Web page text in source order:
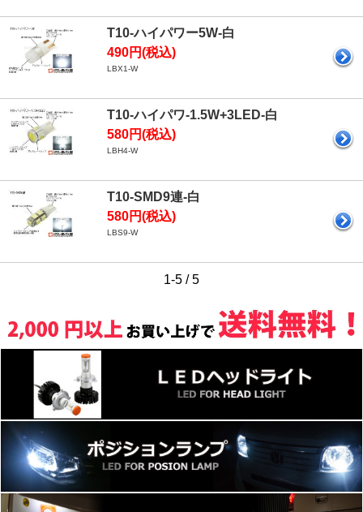
T10-ハイパワー5W-白
490円(税込)
LBX1-W
T10-ハイパワ-1.5W+3LED-白
580円(税込)
LBH4-W
T10-SMD9連-白
580円(税込)
LBS9-W
1-5 / 5